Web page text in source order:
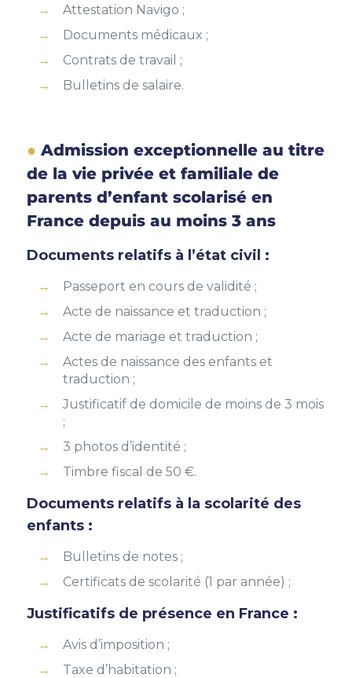
Attestation Navigo ;
Documents médicaux ;
Contrats de travail ;
Bulletins de salaire.
Admission exceptionnelle au titre
de la vie privée et familiale de
parents d’enfant scolarisé en
France depuis au moins 3 ans
Documents relatifs à l’état civil :
Passeport en cours de validité ;
Acte de naissance et traduction ;
Acte de mariage et traduction ;
Actes de naissance des enfants et
traduction ;
Justificatif de domicile de moins de 3 mois
;
3 photos d’identité ;
Timbre fiscal de 50 €.
Documents relatifs à la scolarité des
enfants :
Bulletins de notes ;
Certificats de scolarité (1 par année) ;
Justificatifs de présence en France :
Avis d’imposition ;
Taxe d’habitation ;